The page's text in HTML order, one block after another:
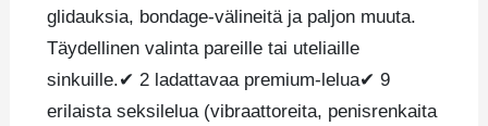
glidauksia, bondage-välineitä ja paljon muuta.
Täydellinen valinta pareille tai uteliaille
sinkuille.✔ 2 ladattavaa premium-lelua✔ 9
erilaista seksilelua (vibraattoreita, penisrenkaita